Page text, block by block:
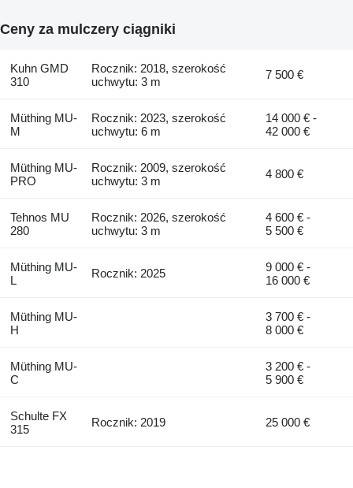
Ceny za mulczery ciągniki
Kuhn GMD
310
Rocznik: 2018, szerokość
uchwytu: 3 m
7 500 €
Müthing MU-
M
Rocznik: 2023, szerokość
uchwytu: 6 m
14 000 € -
42 000 €
Müthing MU-
PRO
Rocznik: 2009, szerokość
uchwytu: 3 m
4 800 €
Tehnos MU
280
Rocznik: 2026, szerokość
uchwytu: 3 m
4 600 € -
5 500 €
Müthing MU-
L
Rocznik: 2025
9 000 € -
16 000 €
Müthing MU-
H
3 700 € -
8 000 €
Müthing MU-
C
3 200 € -
5 900 €
Schulte FX
315
Rocznik: 2019 25 000 €